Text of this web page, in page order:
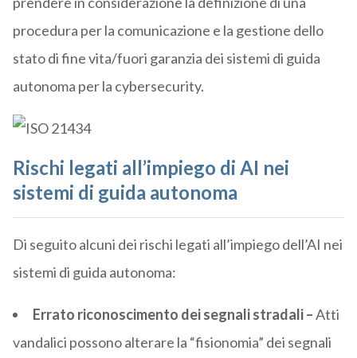
procedura per la comunicazione e la gestione dello
stato di fine vita/fuori garanzia dei sistemi di guida
autonoma per la cybersecurity.
Rischi legati all’impiego di AI nei
sistemi di guida autonoma
Di seguito alcuni dei rischi legati all’impiego dell’AI nei
sistemi di guida autonoma:
Errato riconoscimento dei segnali stradali –Atti
vandalici possono alterare la “fisionomia” dei segnali